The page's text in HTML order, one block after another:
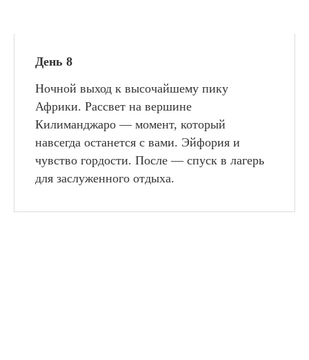
День 8
Ночной выход к высочайшему пику
Африки. Рассвет на вершине
Килиманджаро — момент, который
навсегда останется с вами. Эйфория и
чувство гордости. После — спуск в лагерь
для заслуженного отдыха.